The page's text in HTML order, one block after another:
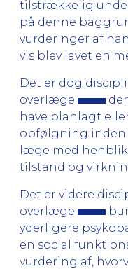
tilstrækkelig
på denne
vurderinger af
vis blev lavet en
Det er dog
overlæge
have planlagt
opfølgning inden
læge med
tilstand og
Det er videre
overlæge
yderligere
en social
vurdering af,